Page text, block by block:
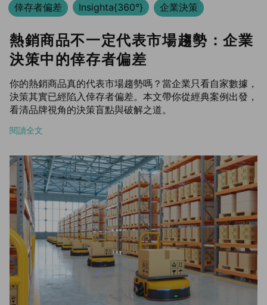
倖存者偏差
Insighta{360°} 企業決策
熱銷商品不一定代表市場趨勢：企業
決策中的倖存者偏差
你的熱銷商品真的代表市場趨勢嗎？當企業只看自家數據，
決策其實已經陷入倖存者偏差。本文帶你從經典案例出發，
看清品牌視角的決策盲點與破解之道。
閱讀全文